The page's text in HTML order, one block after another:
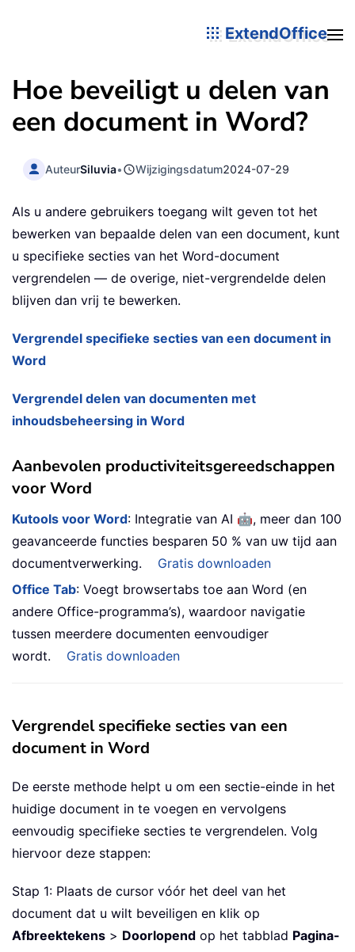
ExtendOffice
Hoe beveiligt u delen van
een document in Word?
AuteurSiluvia• Wijzigingsdatum2024-07-29
Als u andere gebruikers toegang wilt geven tot het
bewerken van bepaalde delen van een document, kunt
u specifieke secties van het Word-document
vergrendelen — de overige, niet-vergrendelde delen
blijven dan vrij te bewerken.
Vergrendel specifieke secties van een document in
Word
Vergrendel delen van documenten met
inhoudsbeheersing in Word
Aanbevolen productiviteitsgereedschappen
voor Word
Kutools voor Word: Integratie van AI 🤖, meer dan 100
geavanceerde functies besparen 50 % van uw tijd aan
documentverwerking.
Gratis downloaden
Office Tab: Voegt browsertabs toe aan Word (en
andere Office-programma’s), waardoor navigatie
tussen meerdere documenten eenvoudiger
wordt.
Gratis downloaden
Vergrendel specifieke secties van een
document in Word
De eerste methode helpt u om een sectie-einde in het
huidige document in te voegen en vervolgens
eenvoudig specifieke secties te vergrendelen. Volg
hiervoor deze stappen:
Stap 1: Plaats de cursor vóór het deel van het
document dat u wilt beveiligen en klik op
Afbreektekens > Doorlopend op het tabblad Pagina-